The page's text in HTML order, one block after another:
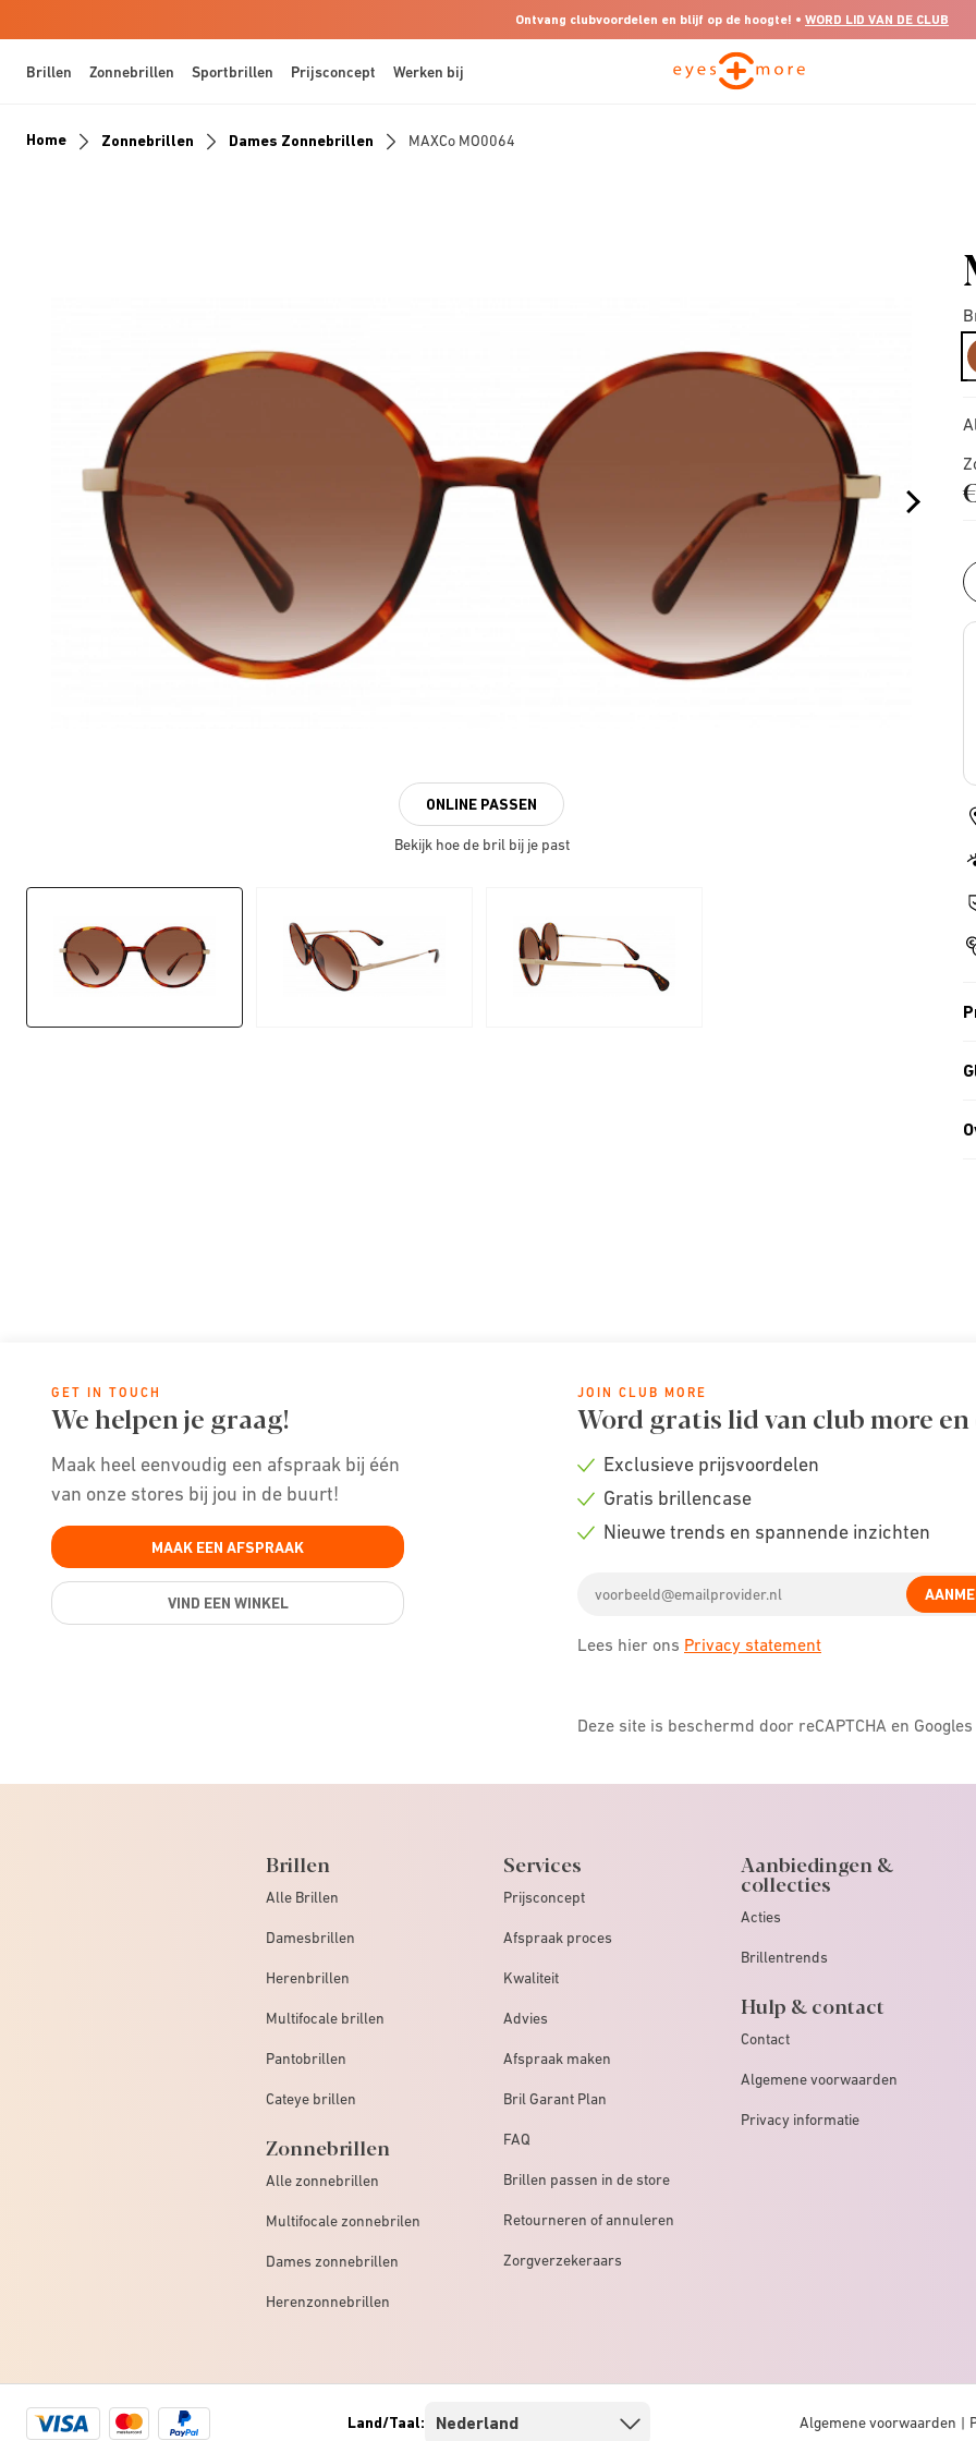
Ontvang clubvoordelen en blijf op de hoogte! • WORD LID VAN DE CLUB
Brillen Zonnebrillen Sportbrillen Prijsconcept Werken bij
Home Zonnebrillen Dames Zonnebrillen MAXCo MO0064
ONLINE PASSEN
Bekijk hoe de bril bij je past
GET IN TOUCH
We helpen je graag!
Maak heel eenvoudig een afspraak bij één
van onze stores bij jou in de buurt!
MAAK EEN AFSPRAAK
VIND EEN WINKEL
JOIN CLUB MORE
Word gratis lid van club more
Check
Exclusieve prijsvoordelen
Check
Gratis brillencase
Nieuwe trends en spannende inzichten
address
Lees hier ons Privacy statement
Deze site is beschermd door reCAPTCHA en Googles
Brillen
Alle Brillen
Damesbrillen
Herenbrillen
Multifocale brillen
Pantobrillen
Cateye brillen
Zonnebrillen
Alle zonnebrillen
Multifocale zonnebrilen
Dames zonnebrillen
Herenzonnebrillen
Services
Prijsconcept
Afspraak proces
Kwaliteit
Advies
Afspraak maken
Bril Garant Plan
FAQ
Brillen passen in de store
Retourneren of annuleren
Zorgverzekeraars
Aanbiedingen &
collecties
Acties
Brillentrends
Hulp & contact
Contact
Algemene voorwaarden
Privacy informatie
Visa
Mastercard
Paypal Land/Taal: Algemene voorwaarden